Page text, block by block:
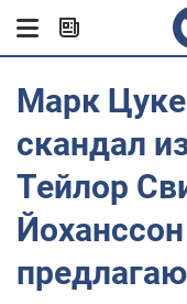
Марк
скандал
Тейлор